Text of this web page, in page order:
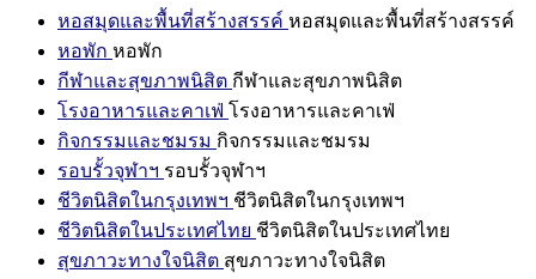
หอสมุดและพื้นที่สร้างสรรค์ หอสมุดและพื้นที่สร้างสรรค์
หอพัก หอพัก
กีฬาและสุขภาพนิสิต กีฬาและสุขภาพนิสิต
โรงอาหารและคาเฟ่ โรงอาหารและคาเฟ่
กิจกรรมและชมรม กิจกรรมและชมรม
รอบรั้วจุฬาฯ รอบรั้วจุฬาฯ
ชีวิตนิสิตในกรุงเทพฯ ชีวิตนิสิตในกรุงเทพฯ
ชีวิตนิสิตในประเทศไทย ชีวิตนิสิตในประเทศไทย
สุขภาวะทางใจนิสิต สุขภาวะทางใจนิสิต